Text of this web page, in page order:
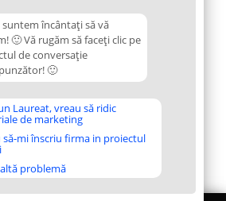
suntem încântați să vă
🙂 Vă rugăm să faceți clic pe
de conversație
🙂
Laureat, vreau să ridic
de marketing
să-mi înscriu firma in proiectul
problemă